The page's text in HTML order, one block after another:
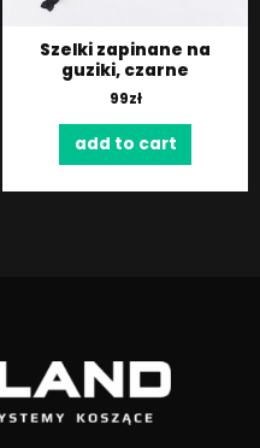
Szelki zapinane na
guziki, czarne
99zł
add to cart